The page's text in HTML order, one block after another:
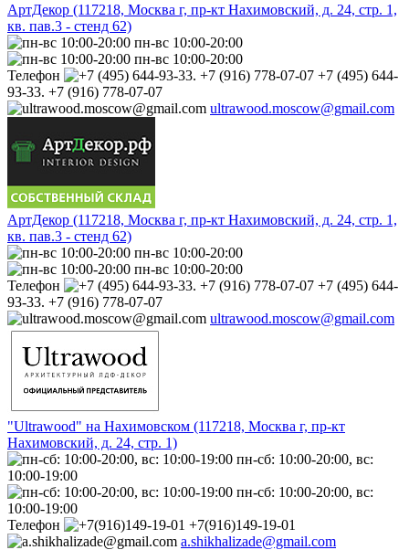
АртДекор (117218, Москва г, пр-кт Нахимовский, д. 24, стр. 1,
кв. пав.3 - стенд 62)
пн-вс 10:00-20:00
пн-вс 10:00-20:00
Телефон
+7 (495) 644-
93-33. +7 (916) 778-07-07
ultrawood.moscow@gmail.com
АртДекор (117218, Москва г, пр-кт Нахимовский, д. 24, стр. 1,
кв. пав.3 - стенд 62)
пн-вс 10:00-20:00
пн-вс 10:00-20:00
Телефон
+7 (495) 644-
93-33. +7 (916) 778-07-07
ultrawood.moscow@gmail.com
"Ultrawood" на Нахимовском (117218, Москва г, пр-кт
Нахимовский, д. 24, стр. 1)
пн-сб: 10:00-20:00, вс:
10:00-19:00
пн-сб: 10:00-20:00, вс:
10:00-19:00
Телефон
+7(916)149-19-01
a.shikhalizade@gmail.com